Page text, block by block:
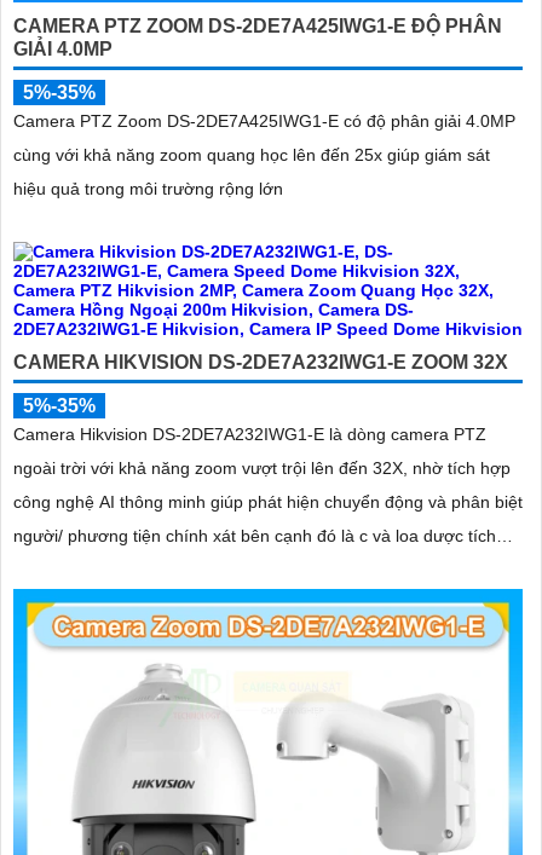
CAMERA PTZ ZOOM DS-2DE7A425IWG1-E ĐỘ PHÂN
GIẢI 4.0MP
5%-35%
Camera PTZ Zoom DS-2DE7A425IWG1-E có độ phân giải 4.0MP
cùng với khả năng zoom quang học lên đến 25x giúp giám sát
hiệu quả trong môi trường rộng lớn
CAMERA HIKVISION DS-2DE7A232IWG1-E ZOOM 32X
5%-35%
Camera Hikvision DS-2DE7A232IWG1-E là dòng camera PTZ
ngoài trời với khả năng zoom vượt trội lên đến 32X, nhờ tích hợp
công nghệ AI thông minh giúp phát hiện chuyển động và phân biệt
người/ phương tiện chính xát bên cạnh đó là c và loa dược tích